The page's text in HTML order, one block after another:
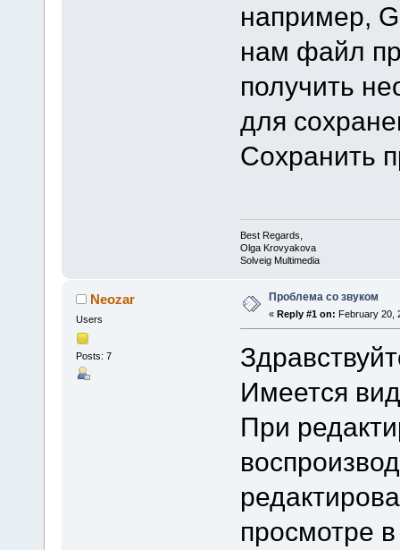
например,
нам файл
получить
для
Сохранить
Best Regards,
Olga Krovyakova
Solveig Multimedia
Neozar
Users
Posts: 7
Проблема со звуком
« Reply #1 on: February 20,
Имеется
При
просмотре